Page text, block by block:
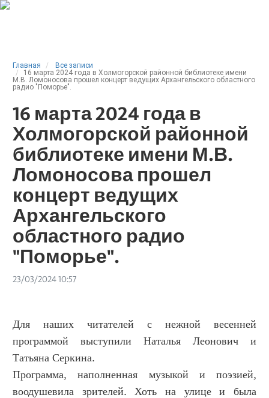
Главная
Все записи
16 марта 2024 года в Холмогорской районной библиотеке имени
М.В. Ломоносова прошел концерт ведущих Архангельского областного
радио "Поморье".
16 марта 2024 года в
Холмогорской районной
библиотеке имени М.В.
Ломоносова прошел
концерт ведущих
Архангельского
областного радио
"Поморье".
23/03/2024 10:57
Для наших читателей с нежной весенней
программой выступили Наталья Леонович и
Татьяна Серкина.
Программа, наполненная музыкой и поэзией,
воодушевила зрителей. Хоть на улице и была